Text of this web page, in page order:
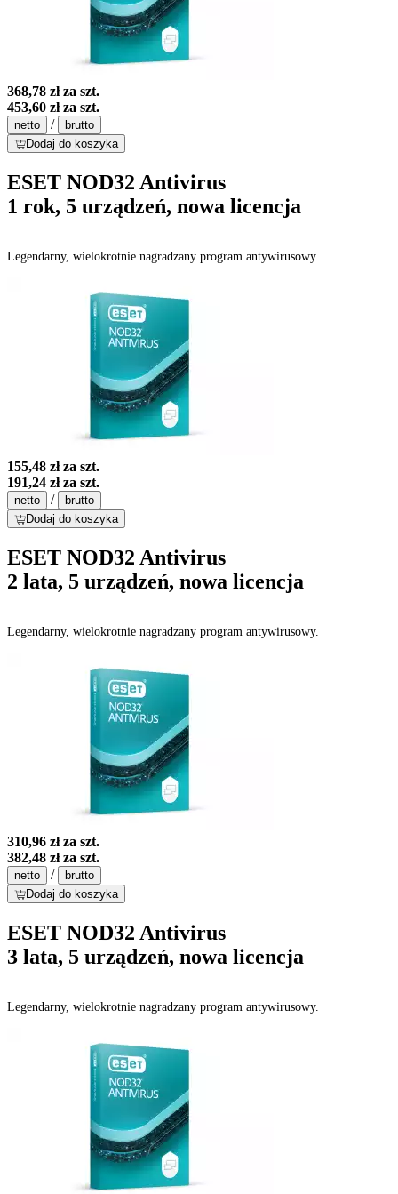
368,78 złza szt.
453,60 złza szt.
netto /
brutto
Dodaj do koszyka
ESET NOD32 Antivirus
1 rok, 5 urządzeń, nowa licencja
Legendarny, wielokrotnie nagradzany program antywirusowy.
155,48 złza szt.
191,24 złza szt.
netto /
brutto
Dodaj do koszyka
ESET NOD32 Antivirus
2 lata, 5 urządzeń, nowa licencja
Legendarny, wielokrotnie nagradzany program antywirusowy.
310,96 złza szt.
382,48 złza szt.
netto /
brutto
Dodaj do koszyka
ESET NOD32 Antivirus
3 lata, 5 urządzeń, nowa licencja
Legendarny, wielokrotnie nagradzany program antywirusowy.